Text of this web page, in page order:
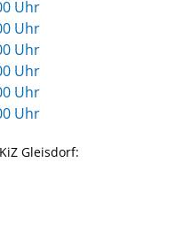
Uhr
Uhr
Uhr
Uhr
Uhr
Uhr
Gleisdorf: